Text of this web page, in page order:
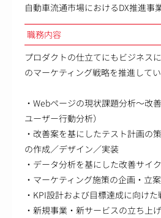
自動車流通市場におけるDX推進事
職務内容
プロダクトの仕立てにもビジネス
のマーケティング戦略を推進してい
・Webページの現状課題分析～改
ユーザー行動分析）
・改善案を基にしたテスト計画の
の作成／デザイン／実装
・データ分析を基にした改善サイ
・マーケティング施策の企画・立
・KPI設計および目標達成に向けた
・新規事業・新サービスの立ち上げ